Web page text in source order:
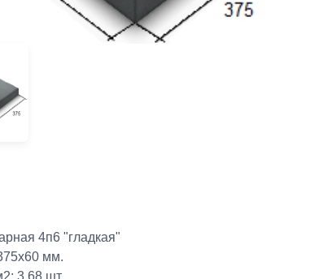
4п6 "гладкая"
мм.
3,68 шт.